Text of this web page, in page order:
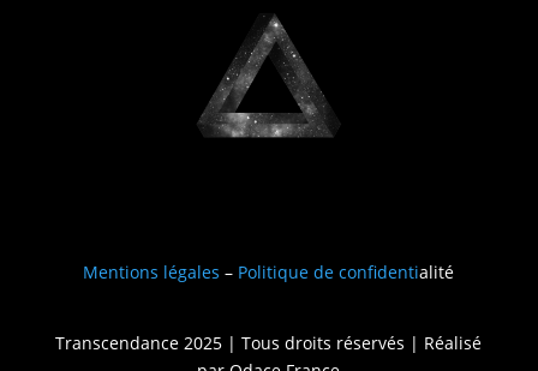
Mentions légales – Politique de confidentialité
Transcendance 2025 | Tous droits réservés | Réalisé